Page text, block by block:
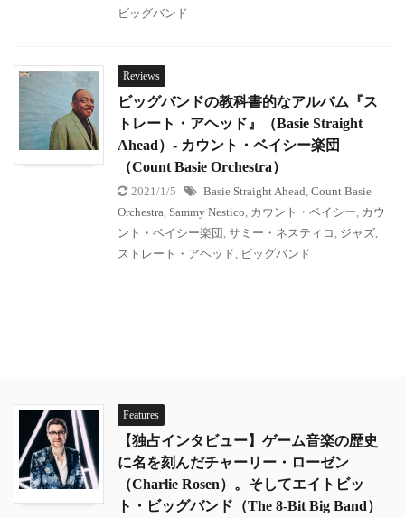
ビッグバンド
Reviews
ビッグバンドの教科書的なアルバム『ス
トレート・アヘッド』（Basie Straight
Ahead）- カウント・ベイシー楽団
（Count Basie Orchestra）
2021/1/5 Basie Straight Ahead Count Basie
Orchestra Sammy Nestico カウント・ベイシー カウ
ント・ベイシー楽団 サミー・ネスティコ ジャズ
ストレート・アヘッド ビッグバンド
Features
【独占インタビュー】ゲーム音楽の歴史
に名を刻んだチャーリー・ローゼン
（Charlie Rosen）。そしてエイトビッ
ト・ビッグバンド（The 8-Bit Big Band）